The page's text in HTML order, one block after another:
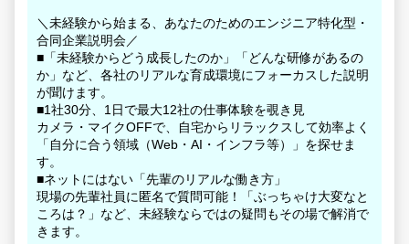
＼未経験から始まる、あなたのためのエンジニア特化型・
合同企業説明会／
■「未経験からどう成長したのか」「どんな研修があるの
か」など、各社のリアルな育成環境にフォーカスした説明
が聞けます。
■1社30分、1日で最大12社の仕事体験を覗き見
カメラ・マイクOFFで、自宅からリラックスして効率よく
「自分に合う領域（Web・AI・インフラ等）」を探せま
す。
■ネットにはない「先輩のリアルな働き方」
現場の先輩社員に匿名で質問可能！「ぶっちゃけ大変なと
ころは？」など、未経験ならではの疑問もその場で解消で
きます。